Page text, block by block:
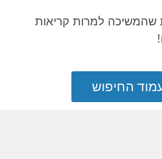
שהמשיכה למרות קריאות
החיפוש